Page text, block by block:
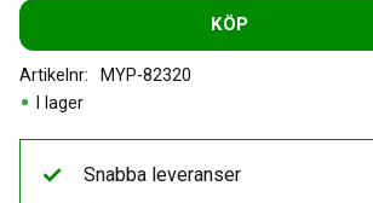
KÖP
I lager
Artikelnr MYP-82320
Snabba leveranser